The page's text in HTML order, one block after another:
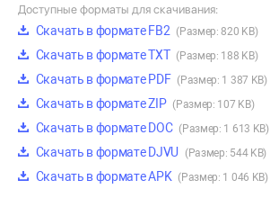
Доступные форматы для скачивания:
Скачать в формате FB2 (Размер: 820 KB)
Скачать в формате TXT (Размер: 188 KB)
Скачать в формате PDF (Размер: 1 387 KB)
Скачать в формате ZIP (Размер: 107 KB)
Скачать в формате DOC (Размер: 1 613 KB)
Скачать в формате DJVU (Размер: 544 KB)
Скачать в формате APK (Размер: 1 046 KB)